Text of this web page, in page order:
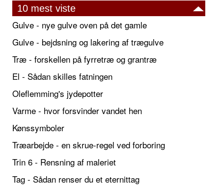
10 mest viste
Gulve - nye gulve oven på det gamle
Gulve - bejdsning og lakering af trægulve
Træ - forskellen på fyrretræ og grantræ
El - Sådan skilles fatningen
Oleflemming's jydepotter
Varme - hvor forsvinder vandet hen
Kønssymboler
Træarbejde - en skrue-regel ved forboring
Trin 6 - Rensning af maleriet
Tag - Sådan renser du et eternittag